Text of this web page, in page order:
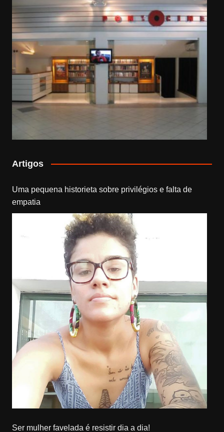
Artigos
Uma pequena historieta sobre privilégios e falta de
empatia
Ser mulher favelada é resistir dia a dia!